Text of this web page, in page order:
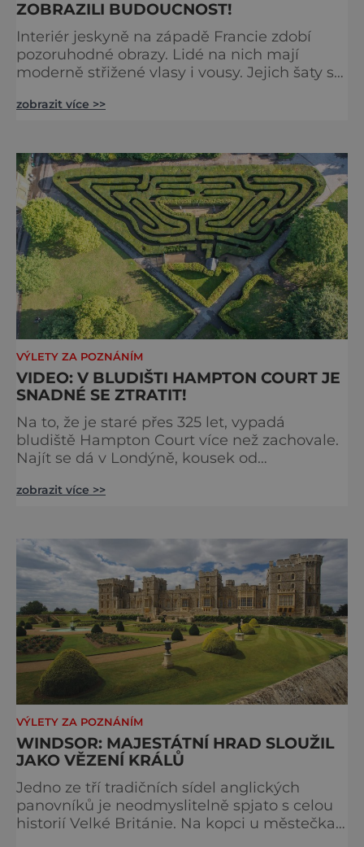
ZOBRAZILI BUDOUCNOST!
Interiér jeskyně na západě Francie zdobí
pozoruhodné obrazy. Lidé na nich mají
moderně střižené vlasy i vousy. Jejich šaty se
ale staré tisíce let. Jak je to možné?
století. Skrývala překvapivý objev. Foto:
pinterest.
zobrazit více >>
VÝLETY ZA POZNÁNÍM
VIDEO: V BLUDIŠTI HAMPTON COURT JE
SNADNÉ SE ZTRATIT!
Na to, že je staré přes 325 let, vypadá
bludiště Hampton Court více než zachovale.
Najít se dá v Londýně, kousek od
země ho mezi lety 1689 a 1695 vydupou
Oranžského (1650–1702). Zabírá plochu 1300
m² a skrývá se v něm 800 metrů cest.
Původně se v živý plot promění saze
zobrazit více >>
VÝLETY ZA POZNÁNÍM
WINDSOR: MAJESTÁTNÍ HRAD SLOUŽIL
JAKO VĚZENÍ KRÁLŮ
Jedno ze tří tradičních sídel anglických
panovníků je neodmyslitelně spjato s celou
historií Velké Británie. Na kopci u městečka